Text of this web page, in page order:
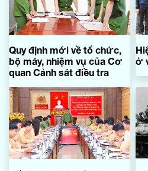
Quy định mới về tổ chức,
bộ máy, nhiệm vụ của Cơ
quan Cảnh sát điều tra
ở